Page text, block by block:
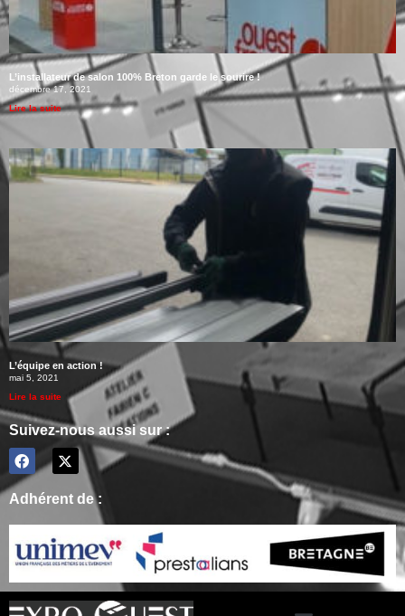
L’installateur de salon 100% Breton garde le sourire !
décembre 17, 2021
Lire la suite
L’équipe en action !
mai 5, 2021
Lire la suite
Suivez-nous aussi sur :
Adhérent de :